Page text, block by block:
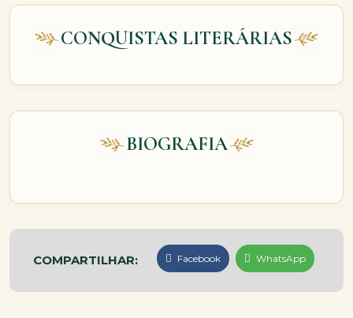
CONQUISTAS LITERÁRIAS
BIOGRAFIA
COMPARTILHAR: Facebook WhatsApp